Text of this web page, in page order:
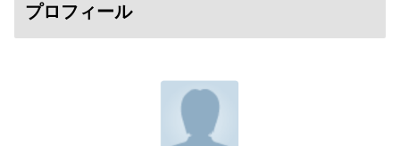
プロフィール